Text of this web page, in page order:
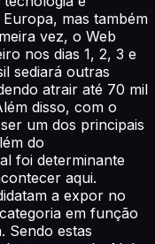
mas também
vez, o Web
nos dias 1, 2, 3 e
sediará outras
atrair até 70 mil
disso, com o
um dos principais
do
foi determinante
aqui.
a expor no
em função
Sendo estas